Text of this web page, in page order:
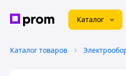
Каталог
Каталог товаров